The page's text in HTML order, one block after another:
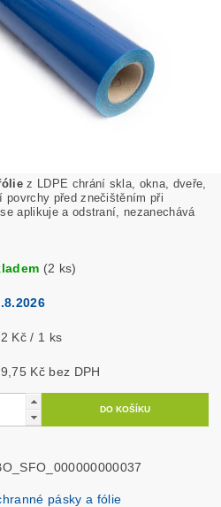
z LDPE chrání skla, okna, dveře,
povrchy před znečištěním při
aplikuje a odstraní, nezanechává
(2 ks)
Kč / 1 ks
629,75 Kč bez DPH
pásky a fólie